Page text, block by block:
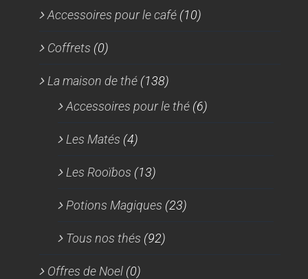
Accessoires pour le café (10)
Coffrets (0)
La maison de thé (138)
Accessoires pour le thé (6)
Les Matés (4)
Les Rooïbos (13)
Potions Magiques (23)
Tous nos thés (92)
Offres de Noel (0)